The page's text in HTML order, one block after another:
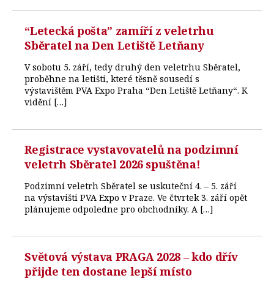
“Letecká pošta” zamíří z veletrhu
Sběratel na Den Letiště Letňany
V sobotu 5. září, tedy druhý den veletrhu Sběratel,
proběhne na letišti, které těsně sousedí s
výstavištěm PVA Expo Praha “Den Letiště Letňany“. K
vidění […]
Registrace vystavovatelů na podzimní
veletrh Sběratel 2026 spuštěna!
Podzimní veletrh Sběratel se uskuteční 4. – 5. září
na výstavišti PVA Expo v Praze. Ve čtvrtek 3. září opět
plánujeme odpoledne pro obchodníky. A […]
Světová výstava PRAGA 2028 – kdo dřív
přijde ten dostane lepší místo